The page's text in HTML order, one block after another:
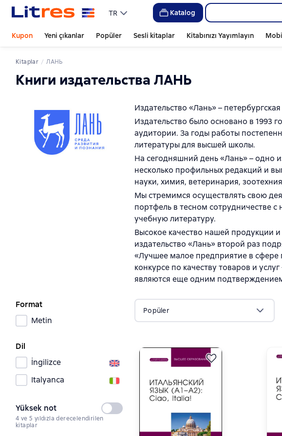
TR Katalog
Kupon Yeni çıkanlar Popüler Sesli kitaplar Kitabınızı Yayımlayın
Kitaplar ЛАНЬ
Книги издательства ЛАНЬ
Издательство «Лань» –
Издательство было основано в 1993
аудитории. За годы работы
литературы для высшей школы.
На сегодняшний день «Лань» – одно
несколько профильных редакций и
науки, химия, ветеринария,
Мы стремимся осуществлять свою
портфель в тесном сотрудничестве
учебную литературу.
Высокое качество нашей продукции
издательство «Лань» второй раз
«Лучшее малое предприятие в сфере
конкурсе по качеству товаров и
являются еще одним
Format
Metin
Dil
İngilizce
Italyanca
Yüksek not Seçilmedi
4 ve 5 yıldızla derecelendirilen
kitaplar
Popüler